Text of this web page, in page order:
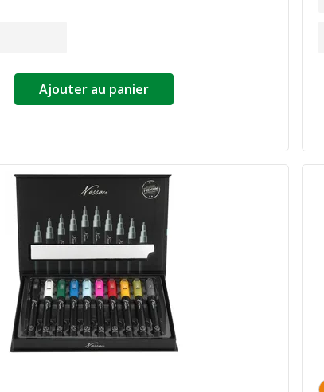
Ajouter au panier